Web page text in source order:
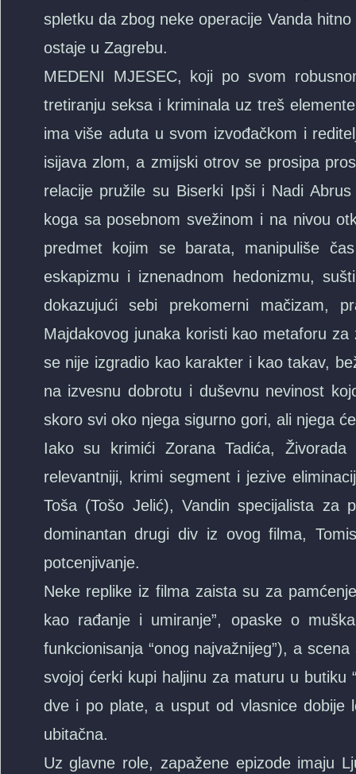
spletku da zbog neke operacije Vanda
ostaje u Zagrebu.
MEDENI MJESEC, koji po svom
tretiranju seksa i kriminala uz treš
ima više aduta u svom izvođačkom i
isijava zlom, a zmijski otrov se prosipa
relacije pružile su Biserki Ipši i Nadi
koga sa posebnom svežinom i na nivou
predmet kojim se barata, manipuliše
eskapizmu i iznenadnom hedonizmu,
dokazujući sebi prekomerni mačizam,
Majdakovog junaka koristi kao metaforu
se nije izgradio kao karakter i kao takav,
na izvesnu dobrotu i duševnu nevinost
skoro svi oko njega sigurno gori, ali njega
Iako su krimići Zorana Tadića,
relevantniji, krimi segment i jezive
Toša (Tošo Jelić), Vandin specijalista
dominantan drugi div iz ovog filma,
potcenjivanje.
Neke replike iz filma zaista su za
kao rađanje i umiranje”, opaske o
funkcionisanja “onog najvažnijeg”), a
svojoj ćerki kupi haljinu za maturu u butiku
dve i po plate, a usput od vlasnice dobije
ubitačna.
Uz glavne role, zapažene epizode imaju